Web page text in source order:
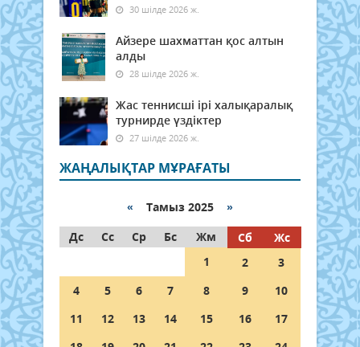
30 шілде 2026 ж.
Айзере шахматтан қос алтын
алды
28 шілде 2026 ж.
Жас теннисші ірі халықаралық
турнирде үздіктер
27 шілде 2026 ж.
ЖАҢАЛЫҚТАР МҰРАҒАТЫ
« Тамыз 2025 »
Дс
Сс Ср Бс Жм Сб
Жс
1
2
3
4
5 6 7 8 9
10
11
12 13 14 15 16
17